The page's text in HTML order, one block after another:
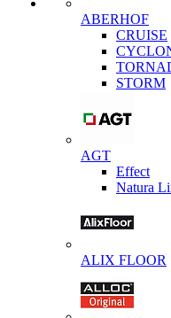
ABERHOF
CRUISE
STORM
AGT
Effect
Natura
ALIX FLOOR